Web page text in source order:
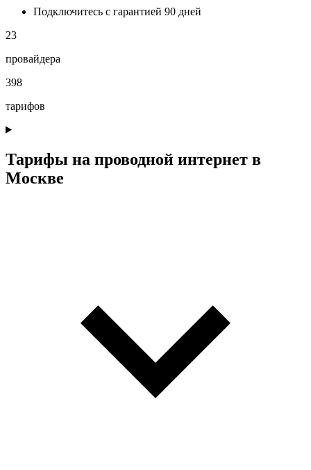
Подключитесь с гарантией 90 дней
23
провайдера
398
тарифов
Тарифы на проводной интернет в
Москве